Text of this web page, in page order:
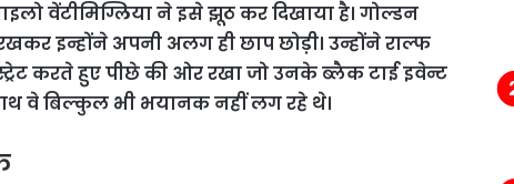
वेंटीमिग्लिया ने इसे झूठ कर दिखाया है। गोल्डन
इन्होंने अपनी अलग ही छाप छोड़ी। उन्होंने राल्फ
करते हुए पीछे की ओर रखा जो उनके ब्लैक टाई इवेन्ट
वे बिल्कुल भी भयानक नहीं लग रहे थे।